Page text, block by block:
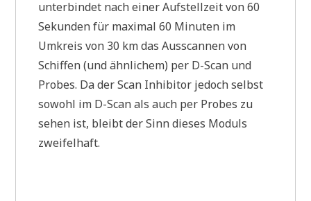
unterbindet nach einer Aufstellzeit von 60
Sekunden für maximal 60 Minuten im
Umkreis von 30 km das Ausscannen von
Schiffen (und ähnlichem) per D-Scan und
Probes. Da der Scan Inhibitor jedoch selbst
sowohl im D-Scan als auch per Probes zu
sehen ist, bleibt der Sinn dieses Moduls
zweifelhaft.